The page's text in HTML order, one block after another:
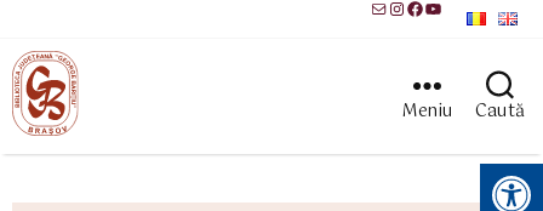
MailInstagram
Facebook
YouTube
Meniu Caută
Instrumente pentru accesibilitate